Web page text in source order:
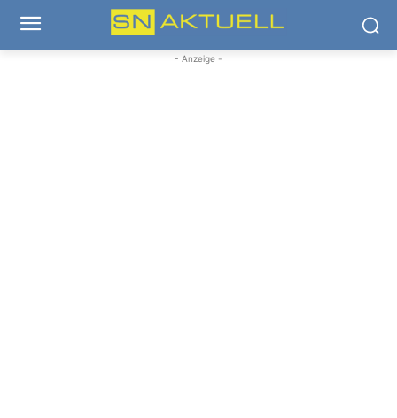
- Anzeige -